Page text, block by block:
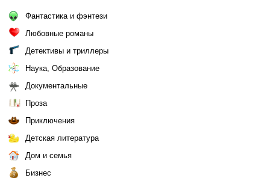
Фантастика и фэнтези
Любовные романы
Детективы и триллеры
Наука, Образование
Документальные
Проза
Приключения
Детская литература
Дом и семья
Бизнес